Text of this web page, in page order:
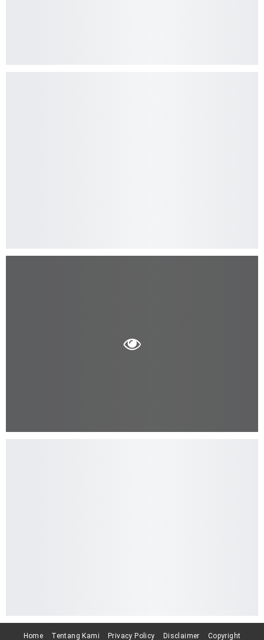
Home Tentang Kami Privacy Policy Disclaimer Copyright